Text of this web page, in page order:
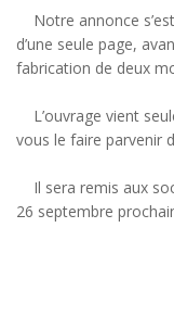
Notre annonce
d’une seule page,
fabrication de deux
L’ouvrage vient
vous le faire parvenir
Il sera remis aux
26 septembre